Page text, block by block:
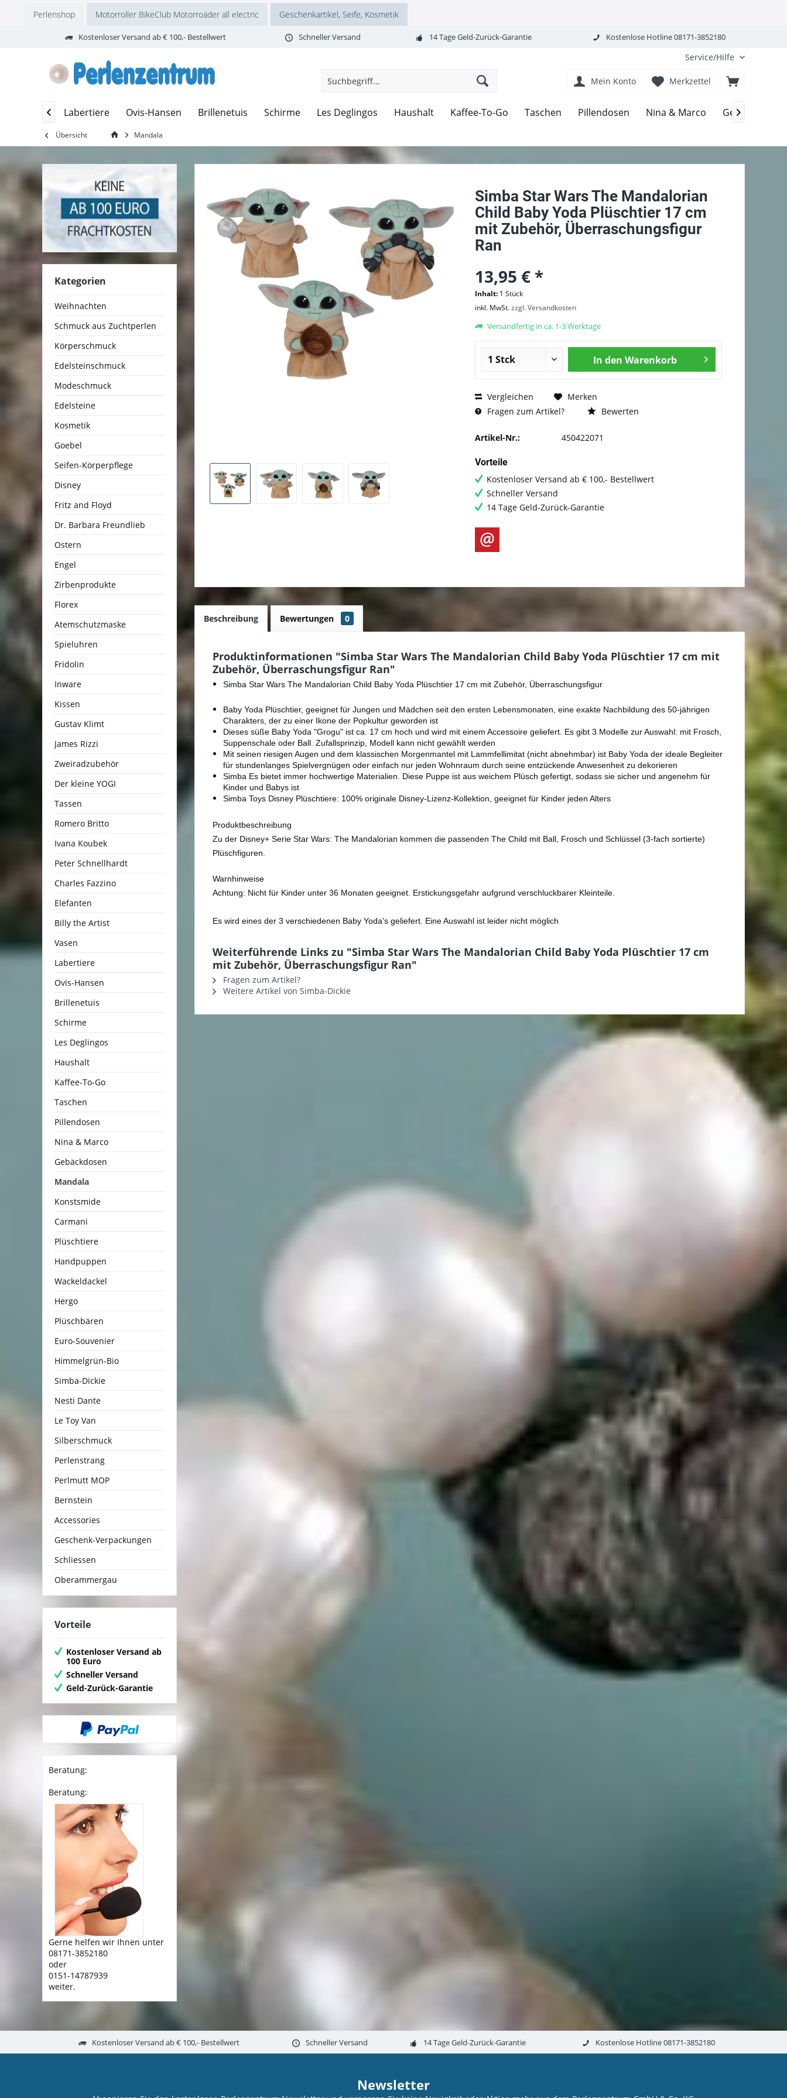
Perlenshop Motorroller BikeClub Motorroäder all electric Geschenkartikel, Seife, Kosmetik
Kostenloser Versand ab € 100,- Bestellwert Schneller Versand 14 Tage Geld-Zurück-Garantie Kostenlose Hotline 08171-3852180
Service/Hilfe
Merkzettel
Mein Konto
Vasen Labertiere Ovis-Hansen Brillenetuis Schirme Les Deglingos Haushalt Kaffee-To-Go Taschen Pillendosen Nina & Marco Gebäckdosen
 
Übersicht Mandala
Kategorien
Weihnachten
Schmuck aus Zuchtperlen
Körperschmuck
Edelsteinschmuck
Modeschmuck
Edelsteine
Kosmetik
Goebel
Seifen-Körperpflege
Disney
Fritz and Floyd
Dr. Barbara Freundlieb
Ostern
Engel
Zirbenprodukte
Florex
Atemschutzmaske
Spieluhren
Fridolin
Inware
Kissen
Gustav Klimt
James Rizzi
Zweiradzubehör
Der kleine YOGI
Tassen
Romero Britto
Ivana Koubek
Peter Schnellhardt
Charles Fazzino
Elefanten
Billy the Artist
Vasen
Labertiere
Ovis-Hansen
Brillenetuis
Schirme
Les Deglingos
Haushalt
Kaffee-To-Go
Taschen
Pillendosen
Nina & Marco
Gebäckdosen
Mandala
Konstsmide
Carmani
Plüschtiere
Handpuppen
Wackeldackel
Hergo
Plüschbären
Euro-Souvenier
Himmelgrün-Bio
Simba-Dickie
Nesti Dante
Le Toy Van
Silberschmuck
Perlenstrang
Perlmutt MOP
Bernstein
Accessories
Geschenk-Verpackungen
Schliessen
Oberammergau
Vorteile
Kostenloser Versand ab
100 Euro
Schneller Versand
Geld-Zurück-Garantie
Beratung:
Beratung:
Gerne helfen wir Ihnen unter
08171-3852180
oder
0151-14787939
weiter.
Simba Star Wars The Mandalorian
Child Baby Yoda Plüschtier 17 cm
mit Zubehör, Überraschungsfigur
Ran
13,95 € *
Inhalt: 1 Stück
inkl. MwSt.zzgl. Versandkosten
Versandfertig in ca. 1-3 Werktage
In den Warenkorb
Vergleichen
Merken
Fragen zum Artikel?
Bewerten
Artikel-Nr.: 450422071
Vorteile
Kostenloser Versand ab € 100,- Bestellwert
Schneller Versand
14 Tage Geld-Zurück-Garantie
Beschreibung Bewertungen 0
Produktinformationen "Simba Star Wars The Mandalorian Child Baby Yoda Plüschtier 17 cm mit
Zubehör, Überraschungsfigur Ran"
Simba Star Wars The Mandalorian Child Baby Yoda Plüschtier 17 cm mit Zubehör, Überraschungsfigur
Baby Yoda Plüschtier, geeignet für Jungen und Mädchen seit den ersten Lebensmonaten, eine exakte Nachbildung des 50-jährigen
Charakters, der zu einer Ikone der Popkultur geworden ist
Dieses süße Baby Yoda "Grogu" ist ca. 17 cm hoch und wird mit einem Accessoire geliefert. Es gibt 3 Modelle zur Auswahl: mit Frosch,
Suppenschale oder Ball. Zufallsprinzip, Modell kann nicht gewählt werden
Mit seinen riesigen Augen und dem klassischen Morgenmantel mit Lammfellimitat (nicht abnehmbar) ist Baby Yoda der ideale Begleiter
für stundenlanges Spielvergnügen oder einfach nur jeden Wohnraum durch seine entzückende Anwesenheit zu dekorieren
Simba Es bietet immer hochwertige Materialien. Diese Puppe ist aus weichem Plüsch gefertigt, sodass sie sicher und angenehm für
Kinder und Babys ist
Simba Toys Disney Plüschtiere: 100% originale Disney-Lizenz-Kollektion, geeignet für Kinder jeden Alters
Produktbeschreibung
Zu der Disney+ Serie Star Wars: The Mandalorian kommen die passenden The Child mit Ball, Frosch und Schlüssel (3-fach sortierte)
Plüschfiguren.
Warnhinweise
Achtung: Nicht für Kinder unter 36 Monaten geeignet. Erstickungsgefahr aufgrund verschluckbarer Kleinteile.
Es wird eines der 3 verschiedenen Baby Yoda's geliefert. Eine Auswahl ist leider nicht möglich
Weiterführende Links zu "Simba Star Wars The Mandalorian Child Baby Yoda Plüschtier 17 cm
mit Zubehör, Überraschungsfigur Ran"
Fragen zum Artikel?
Weitere Artikel von Simba-Dickie
Kostenloser Versand ab € 100,- Bestellwert Schneller Versand 14 Tage Geld-Zurück-Garantie Kostenlose Hotline 08171-3852180
Newsletter